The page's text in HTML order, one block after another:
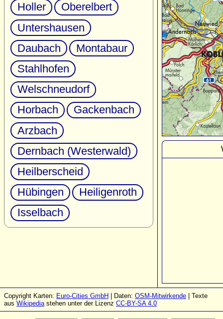
Holler
Oberelbert
Untershausen
Daubach
Montabaur
Stahlhofen
Welschneudorf
Horbach
Gackenbach
Arzbach
Dernbach (Westerwald)
Heilberscheid
Hübingen
Heiligenroth
Isselbach
Copyright Karten: Euro-Cities GmbH | Daten: OSM-Mitwirkende | Texte
aus Wikipediastehen unter der Lizenz CC-BY-SA 4.0